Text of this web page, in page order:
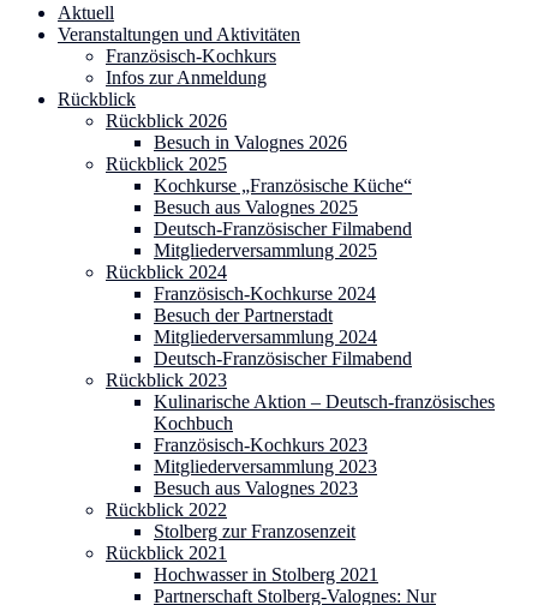
Aktuell
Veranstaltungen und Aktivitäten
Französisch-Kochkurs
Infos zur Anmeldung
Rückblick
Rückblick 2026
Besuch in Valognes 2026
Rückblick 2025
Kochkurse „Französische Küche“
Besuch aus Valognes 2025
Deutsch-Französischer Filmabend
Mitgliederversammlung 2025
Rückblick 2024
Französisch-Kochkurse 2024
Besuch der Partnerstadt
Mitgliederversammlung 2024
Deutsch-Französischer Filmabend
Rückblick 2023
Kulinarische Aktion – Deutsch-französisches
Kochbuch
Französisch-Kochkurs 2023
Mitgliederversammlung 2023
Besuch aus Valognes 2023
Rückblick 2022
Stolberg zur Franzosenzeit
Rückblick 2021
Hochwasser in Stolberg 2021
Partnerschaft Stolberg-Valognes: Nur